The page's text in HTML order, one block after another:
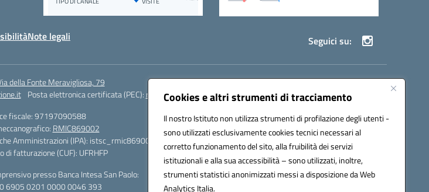
Cookies e altri strumenti di tracciamento
Il nostro Istituto non utilizza strumenti di profilazione degli utenti -
sono utilizzati esclusivamente cookies tecnici necessari al
corretto funzionamento del sito, alla fruibilità dei servizi
istituzionali e alla sua accessibilità – sono utilizzati, inoltre,
strumenti statistici anonimizzati messi a disposizione da Web
Analytics Italia.
Note legali Seguici su:
della Fonte Meravigliosa, 79
Posta elettronica certificata (PEC): rmic869002@pec.istruzione.it
fiscale: 97197090588
RMIC869002
Amministrazioni (IPA): istsc_rmic869002
di fatturazione (CUF): UFRHFP
presso Banca Intesa San Paolo:
6905 0201 0000 0046 393